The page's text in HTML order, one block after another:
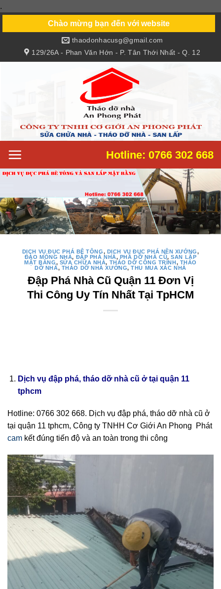
.
content
Chào mừng bạn đến với website
129/26A - Phan Văn Hớn - P. Tân Thới Nhất - Q. 12
thaodonhacusg@gmail.com
Hotline: 0766 302 668
DỊCH VỤ ĐỤC PHÁ BÊ TÔNG, DỊCH VỤ ĐỤC PHÁ NỀN XƯỞNG
ĐÀO MÓNG NHÀ,ĐẬP PHÁ NHÀ,PHÁ DỠ NHÀ CŨ,SAN LẤP
,SỬA CHỮA NHÀ THÁO DỠ CÔNG TRÌNH
DỠ NHÀ,THÁO DỠ NHÀ XƯỞNG,THU MUA XÁC NHÀ
Đập Phá Nhà Cũ Quận 11 Đơn Vị
Thi Công Uy Tín Nhất Tại TpHCM
Dịch vụ đập phá, tháo dỡ nhà cũ ở tại quận 11
Hotline: 0766 302 668. Dịch vụ đập phá, tháo dỡ nhà cũ ở
tại quận 11 tphcm, Công ty TNHH Cơ Giới An Phong Phát